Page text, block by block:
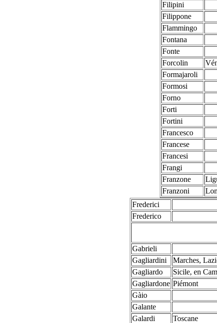
Filipini
Filippone
Flammingo
Fontana
Fonte
Forcolin
Formajaroli
Formosi
Forno
Forti
Fortini
Francesco
Francese
Francesi
Frangi
Franzone
Franzoni
Frederici
Frederico
Gabrieli
Gagliardini
Marches,
Gagliardo
Sicile, en
Gagliardone Piémont
Gàio
Galante
Galardi
Toscane